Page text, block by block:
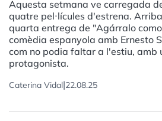
Aquesta setmana ve carregada
quatre pel·lícules d'estrena.
quarta entrega de "Agárralo
comèdia espanyola amb Ernesto
com no podia faltar a l'estiu, amb
protagonista.
Caterina Vidal|22.08.25